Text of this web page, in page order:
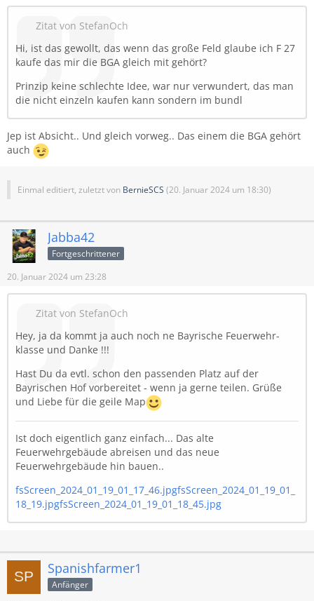
Zitat von StefanOch
Hi, ist das gewollt, das wenn das große Feld glaube ich F 27
kaufe das mir die BGA gleich mit gehört?
Prinzip keine schlechte Idee, war nur verwundert, das man
die nicht einzeln kaufen kann sondern im bundl
Jep ist Absicht.. Und gleich vorweg.. Das einem die BGA gehört
auch
Einmal editiert, zuletzt von BernieSCS (20. Januar 2024 um 18:30)
Jabba42
Fortgeschrittener
20. Januar 2024 um 23:28
Zitat von StefanOch
Hey, ja da kommt ja auch noch ne Bayrische Feuerwehr-
klasse und Danke !!!
Hast Du da evtl. schon den passenden Platz auf der
Bayrischen Hof vorbereitet - wenn ja gerne teilen. Grüße
und Liebe für die geile Map
Ist doch eigentlich ganz einfach... Das alte
Feuerwehrgebäude abreisen und das neue
Feuerwehrgebäude hin bauen..
fsScreen_2024_01_19_01_17_46.jpgfsScreen_2024_01_19_01_
18_19.jpgfsScreen_2024_01_19_01_18_45.jpg
Spanishfarmer1
Anfänger